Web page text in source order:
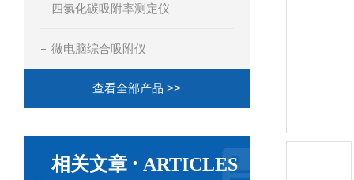
四氯化碳吸附率测定仪
微电脑综合吸附仪
查看全部产品 >>
相关文章 · ARTICLES